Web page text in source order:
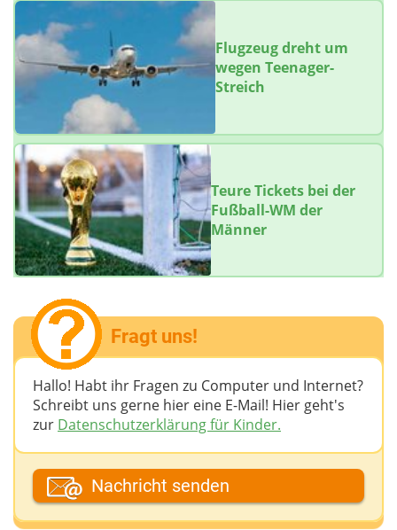
Flugzeug dreht um
wegen Teenager-
Streich
Teure Tickets bei der
Fußball-WM der
Männer
Fragt uns!
Hallo! Habt ihr Fragen zu Computer und Internet?
Schreibt uns gerne hier eine E-Mail! Hier geht's
zur Datenschutzerklärung für Kinder.
Dein Fantasiename
Nachricht senden